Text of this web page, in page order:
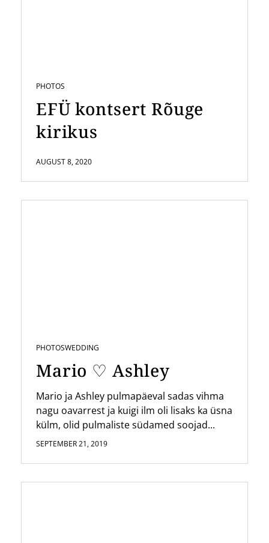
PHOTOS
EFÜ kontsert Rõuge
kirikus
AUGUST 8, 2020
PHOTOSWEDDING
Mario ♡ Ashley
Mario ja Ashley pulmapäeval sadas vihma
nagu oavarrest ja kuigi ilm oli lisaks ka üsna
külm, olid pulmaliste südamed soojad...
SEPTEMBER 21, 2019